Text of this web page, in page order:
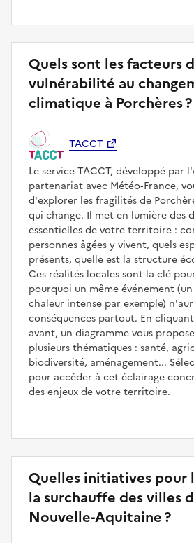
Quels sont les facteurs
vulnérabilité au
climatique à Porchères ?
TACCT
Le service TACCT, développé par
partenariat avec Météo‑France,
d'explorer les fragilités de
qui change. Il met en lumière des
essentielles de votre territoire :
personnes âgées y vivent, quels
présents, quelle est la structure
Ces réalités locales sont la clé
pourquoi un même événement
chaleur intense par exemple)
conséquences partout. En
avant, un diagramme vous
plusieurs thématiques : santé,
biodiversité, aménagement...
pour accéder à cet éclairage
des enjeux de votre territoire.
Quelles initiatives
la surchauffe des villes
Nouvelle-Aquitaine ?